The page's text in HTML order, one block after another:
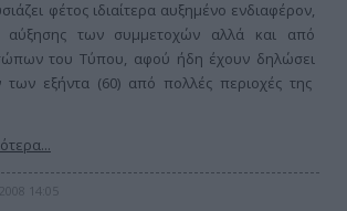
φέτος ιδιαίτερα αυξημένο ενδιαφέρον,
των συμμετοχών αλλά και από
του Τύπου, αφού ήδη έχουν δηλώσει
των εξήντα (60) από πολλές περιοχές της
14:05